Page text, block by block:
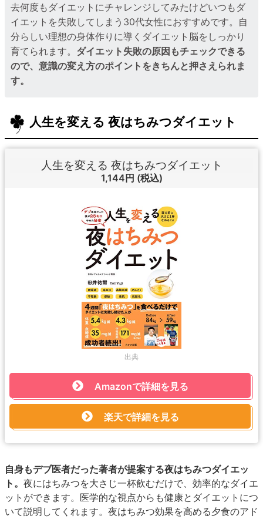
去何度もダイエットにチャレンジしてみたけどいつもダ
イエットを失敗してしまう30代女性におすすめです。自
分らしい理想の身体作りに導くダイエット脳をしっかり
育てられます。 ダイエット失敗の原因もチェックできる
ので、意識の変え方のポイントをきちんと押さえられま
す。
人生を変える 夜はちみつダイエット
人生を変える 夜はちみつダイエット
1,144円 (税込)
出典
Amazonで詳細を見る
楽天で詳細を見る
自身もデブ医者だった著者が提案する夜はちみつダイエッ
ト。 夜にはちみつを大さじ一杯飲むだけで、効率的なダイエ
ットができます。医学的な視点からも健康とダイエットにつ
いて説明してくれます。夜はちみつ効果を高める夕食のアド